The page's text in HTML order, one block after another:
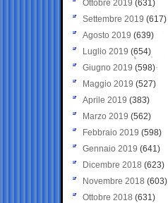
Ottobre 2019 (631)
Settembre 2019 (617)
Agosto 2019 (639)
Luglio 2019 (654)
Giugno 2019 (598)
Maggio 2019 (527)
Aprile 2019 (383)
Marzo 2019 (562)
Febbraio 2019 (598)
Gennaio 2019 (641)
Dicembre 2018 (623)
Novembre 2018 (603)
Ottobre 2018 (631)